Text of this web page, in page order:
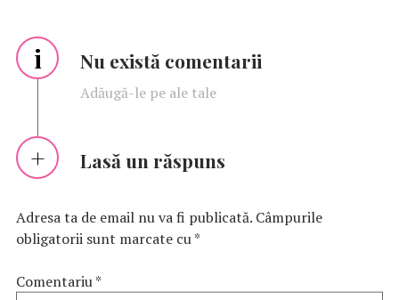
i Nu există comentarii
Adăugă-le pe ale tale
Lasă un răspuns
Adresa ta de email nu va fi publicată. Câmpurile
obligatorii sunt marcate cu*
Comentariu*